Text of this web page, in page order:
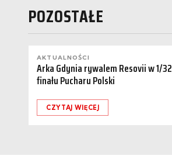
POZOSTAŁE
AKTUALNOŚCI
Arka Gdynia rywalem Resovii w 1/32
finału Pucharu Polski
CZYTAJ WIĘCEJ